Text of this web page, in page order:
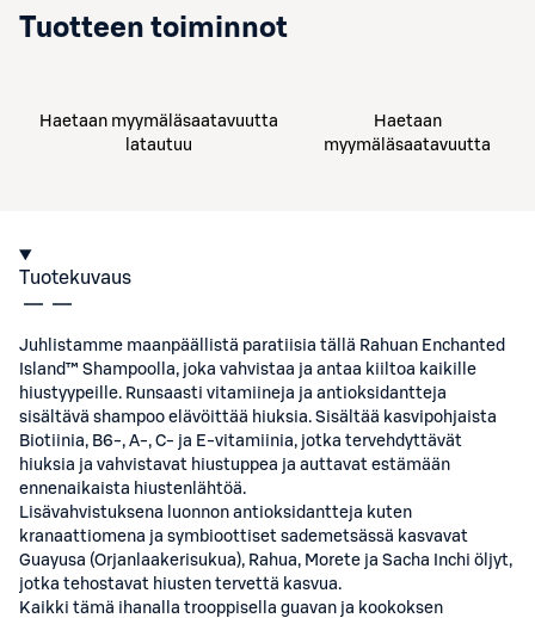
Tuotteen toiminnot
Haetaan myymäläsaatavuutta
latautuu
Haetaan
myymäläsaatavuutta
Tuotekuvaus
Juhlistamme maanpäällistä paratiisia tällä Rahuan Enchanted
Island™ Shampoolla, joka vahvistaa ja antaa kiiltoa kaikille
hiustyypeille. Runsaasti vitamiineja ja antioksidantteja
sisältävä shampoo elävöittää hiuksia. Sisältää kasvipohjaista
Biotiinia, B6-, A-, C- ja E-vitamiinia, jotka tervehdyttävät
hiuksia ja vahvistavat hiustuppea ja auttavat estämään
ennenaikaista hiustenlähtöä.
Lisävahvistuksena luonnon antioksidantteja kuten
kranaattiomena ja symbioottiset sademetsässä kasvavat
Guayusa (Orjanlaakerisukua), Rahua, Morete ja Sacha Inchi öljyt,
jotka tehostavat hiusten tervettä kasvua.
Kaikki tämä ihanalla trooppisella guavan ja kookoksen